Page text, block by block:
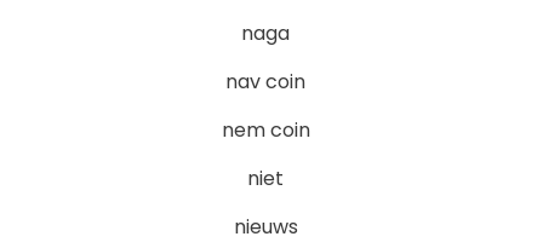
naga
nav coin
nem coin
niet
nieuws